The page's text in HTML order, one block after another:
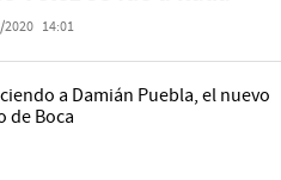
2020 14:01